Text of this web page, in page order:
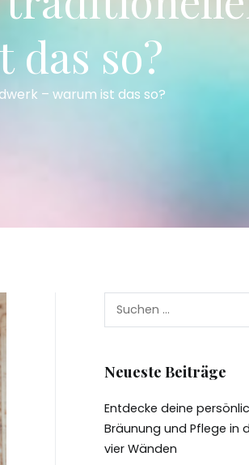
so?
– warum ist das so?
Suchen
Neueste Beiträge
Entdecke deine
Bräunung und Pflege in
vier Wänden